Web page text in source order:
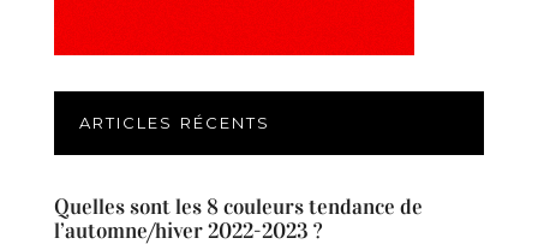
ARTICLES RÉCENTS
Quelles sont les 8 couleurs tendance de
l’automne/hiver 2022-2023 ?